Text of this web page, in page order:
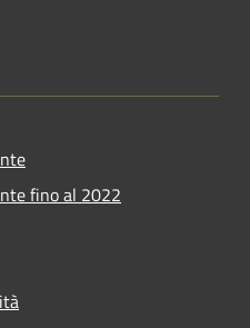
fino al 2022